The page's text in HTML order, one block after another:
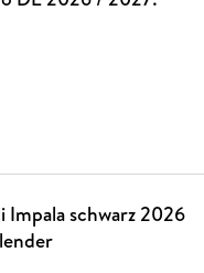
Impala schwarz 2026